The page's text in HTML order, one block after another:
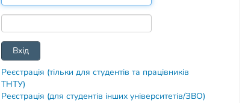
Реєстрація (тільки для студентів та працівників
ТНТУ)
Реєстрація (для студентів інших університетів/ЗВО)